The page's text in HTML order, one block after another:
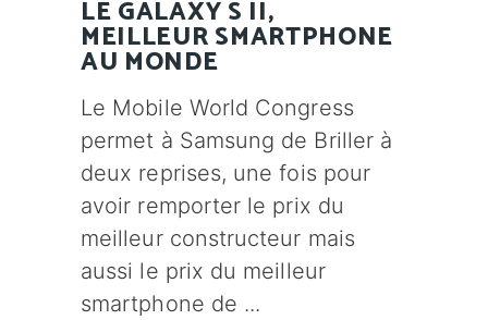
LE GALAXY S II,
MEILLEUR SMARTPHONE
AU MONDE
Le Mobile World Congress
permet à Samsung de Briller à
deux reprises, une fois pour
avoir remporter le prix du
meilleur constructeur mais
aussi le prix du meilleur
smartphone de